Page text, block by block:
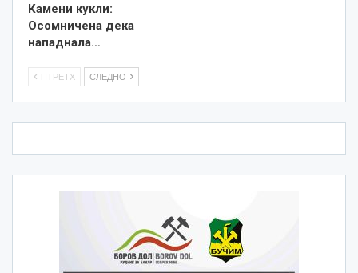
Камени кукли:
Осомничена дека
нападнала…
ПТРЕТХ СЛЕДНО